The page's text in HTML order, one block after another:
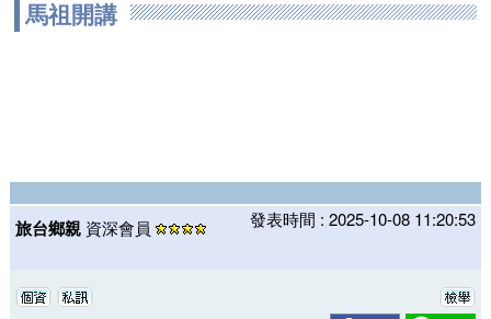
馬祖開講
旅台鄉親 資深會員 發表時間 : 2025-10-08 11:20:53